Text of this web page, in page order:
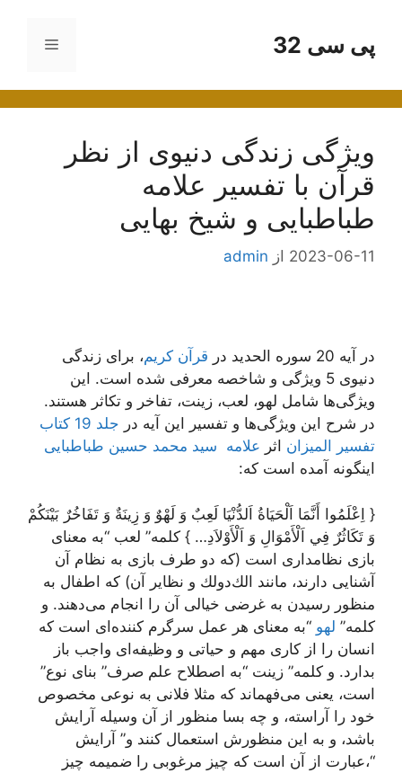
محتواپی سی 32 فهرست
ویژگی زندگی دنیوی از نظر
قرآن با تفسیر علامه
طباطبایی و شیخ بهایی
2023-06-11 از admin
در آیه 20 سوره الحدید در قرآن کریم، برای زندگی
دنیوی 5 ویژگی و شاخصه معرفی شده است. این
ویژگی‌ها شامل لهو، لعب، زينت، تفاخر و تكاثر هستند.
در شرح این ویژگی‌ها و تفسیر این آیه در
جلد 19 کتاب
تفسیر المیزان اثر علامه سید محمد حسین طباطبایی
اینگونه آمده است که:
{ اِعْلَمُوا أَنَّمَا اَلْحَيَاةُ اَلدُّنْيَا لَعِبٌ وَ لَهْوٌ وَ زِينَةٌ وَ تَفَاخُرٌ بَيْنَكُمْ
وَ تَكَاثُرٌ فِي اَلْأَمْوَالِ وَ اَلْأَوْلاَدِ… } كلمه” لعب “به معناى
بازى نظامدارى است (كه دو طرف بازى به نظام آن
آشنايى دارند، مانند الك‌دولك و نظاير آن) كه اطفال به
منظور رسيدن به غرضى خيالى آن را انجام مى‌دهند. و
كلمه” لهو “به معناى هر عمل سرگرم كننده‌اى است كه
انسان را از كارى مهم و حياتى و وظيفه‌اى واجب باز
بدارد. و كلمه” زينت “به اصطلاح علم صرف” بناى نوع”
است، يعنى مى‌فهماند كه مثلا فلانى به نوعى مخصوص
خود را آراسته، و چه بسا منظور از آن وسيله آرايش
باشد، و به اين منظورش استعمال كنند و” آرايش
“،عبارت از آن است كه چيز مرغوبى را ضميمه چيز